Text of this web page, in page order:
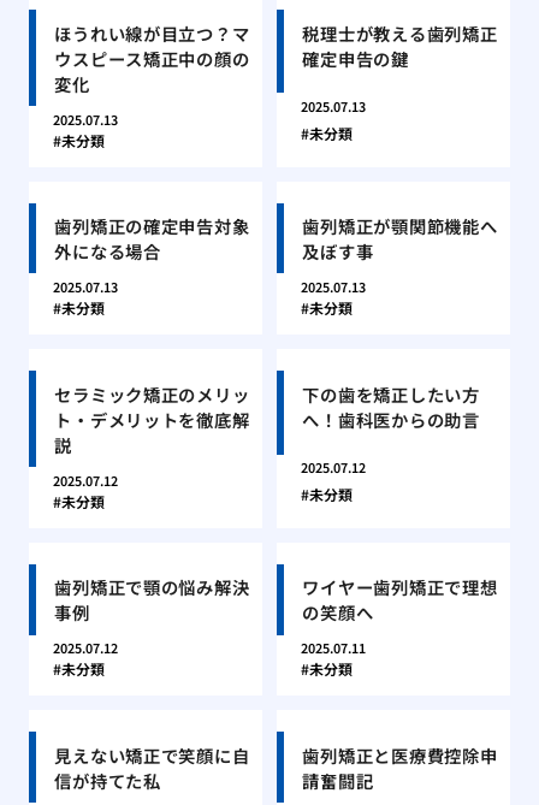
ほうれい線が目立つ？マ
ウスピース矯正中の顔の
変化
2025.07.13
未分類
税理士が教える歯列矯正
確定申告の鍵
2025.07.13
未分類
歯列矯正の確定申告対象
外になる場合
2025.07.13
未分類
歯列矯正が顎関節機能へ
及ぼす事
2025.07.13
未分類
セラミック矯正のメリッ
ト・デメリットを徹底解
説
2025.07.12
未分類
下の歯を矯正したい方
へ！歯科医からの助言
2025.07.12
未分類
歯列矯正で顎の悩み解決
事例
2025.07.12
未分類
ワイヤー歯列矯正で理想
の笑顔へ
2025.07.11
未分類
見えない矯正で笑顔に自
信が持てた私
歯列矯正と医療費控除申
請奮闘記